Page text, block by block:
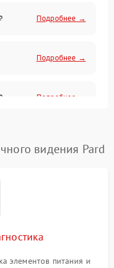
Подробнее →
Подробнее →
Подробнее →
Подробнее →
видения Pard
элементов питания и